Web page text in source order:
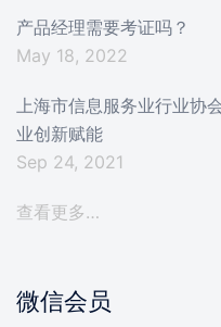
产品经理需要考证吗？
May 18, 2022
上海市信息服务业行业协
业创新赋能
Sep 24, 2021
查看更多…
微信会员